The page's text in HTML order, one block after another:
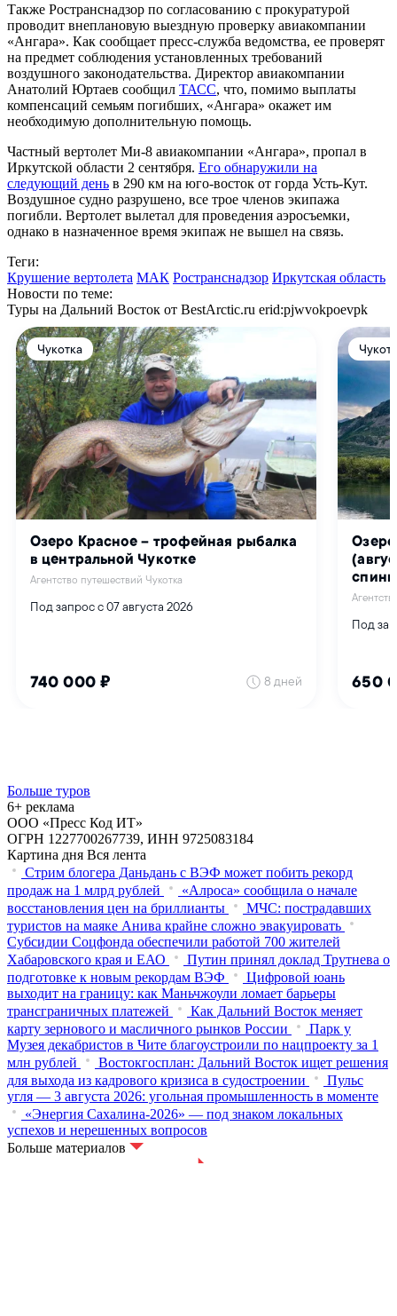
Также Ространснадзор по согласованию с прокуратурой
проводит внеплановую выездную проверку авиакомпании
«Ангара». Как сообщает пресс-служба ведомства, ее проверят
на предмет соблюдения установленных требований
воздушного законодательства. Директор авиакомпании
Анатолий Юртаев сообщил ТАСС, что, помимо выплаты
компенсаций семьям погибших, «Ангара» окажет им
необходимую дополнительную помощь.
Частный вертолет Ми-8 авиакомпании «Ангара», пропал в
Иркутской области 2 сентября. Его обнаружили на
следующий день в 290 км на юго-восток от горда Усть-Кут.
Воздушное судно разрушено, все трое членов экипажа
погибли. Вертолет вылетал для проведения аэросъемки,
однако в назначенное время экипаж не вышел на связь.
Теги:
Крушение вертолета МАК Ространснадзор Иркутская область
Новости по теме:
Туры на Дальний Восток от BestArctic.ru erid:pjwvokpoevpk
Больше туров
6+ реклама
ООО «Пресс Код ИТ»
ОГРН 1227700267739, ИНН 9725083184
Картина дня Вся лента
Стрим блогера Даньдань с ВЭФ может побить рекорд
продаж на 1 млрд рублей
«Алроса» сообщила о начале
восстановления цен на бриллианты
МЧС: пострадавших
туристов на маяке Анива крайне сложно эвакуировать
Субсидии Соцфонда обеспечили работой 700 жителей
Хабаровского края и ЕАО
Путин принял доклад Трутнева о
подготовке к новым рекордам ВЭФ
Цифровой юань
выходит на границу: как Маньчжоули ломает барьеры
трансграничных платежей
Как Дальний Восток меняет
карту зернового и масличного рынков России
Парк у
Музея декабристов в Чите благоустроили по нацпроекту за 1
млн рублей
Востокгосплан: Дальний Восток ищет решения
для выхода из кадрового кризиса в судостроении
Пульс
угля — 3 августа 2026: угольная промышленность в моменте
«Энергия Сахалина-2026» — под знаком локальных
успехов и нерешенных вопросов
Больше материалов